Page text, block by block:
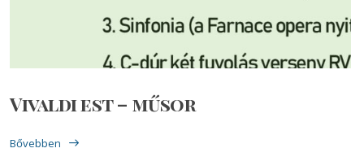
Vivaldi est – műsor
Bővebben